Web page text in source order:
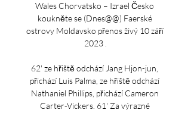
Wales Chorvatsko – Izrael Česko
koukněte se (Dnes@@) Faerské
ostrovy Moldavsko přenos živý 10 září
2023 .
62' ze hřiště odchází Jang Hjon-jun,
přichází Luis Palma, ze hřiště odchází
Nathaniel Phillips, přichází Cameron
Carter-Vickers. 61' Za výrazné